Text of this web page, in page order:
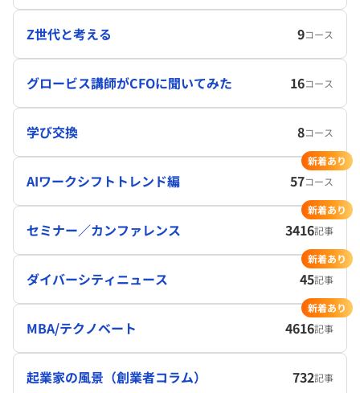
Z世代と考える 9コース
グロービス講師がCFOに聞いてみた 16コース
学び交換 8コース
AIワークシフトトレンド編 57コース
新着あり
セミナー／カンファレンス 3416記事
新着あり
ダイバーシティニュース 45記事
新着あり
MBA/テクノベート 4616記事
新着あり
起業家の風景（創業者コラム） 732記事